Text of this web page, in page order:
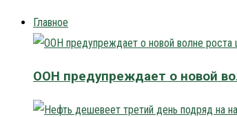
Главное
ООН предупреждает о новой